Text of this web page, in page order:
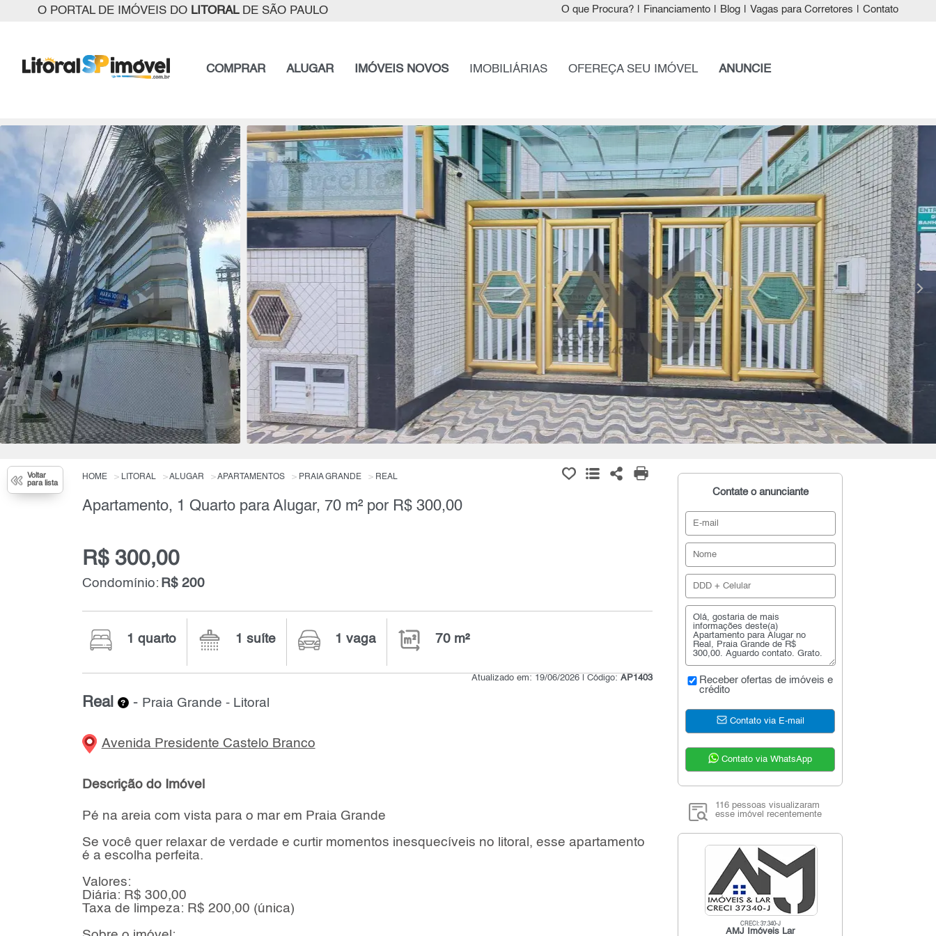
O PORTAL DE IMÓVEIS DO LITORALDE SÃO PAULO O que Procura? Financiamento Blog Vagas para Corretores Contato
COMPRAR ALUGAR IMÓVEIS NOVOS IMOBILIÁRIAS OFEREÇA SEU IMÓVEL ANUNCIE
Voltar
para lista
HOME LITORAL ALUGAR APARTAMENTOS PRAIA GRANDE REAL
Apartamento, 1 Quarto para Alugar, 70 m² por R$ 300,00
R$ 300,00
Condomínio: R$ 200
1 quarto 1 suíte 1 vaga 70 m²
Atualizado em: 19/06/2026 | Código:AP1403
Real - Praia Grande - Litoral
Avenida Presidente Castelo Branco
Descrição do Imóvel
Pé na areia com vista para o mar em Praia Grande
Se você quer relaxar de verdade e curtir momentos inesquecíveis no litoral, esse apartamento
é a escolha perfeita.
Valores:
Diária: R$ 300,00
Taxa de limpeza: R$ 200,00 (única)
Contate o anunciante
Receber ofertas de imóveis e
crédito
Contato via E-mail
Contato via WhatsApp
116 pessoas visualizaram
esse imóvel recentemente
CRECI: 37.340-J
AMJ Imóveis Lar